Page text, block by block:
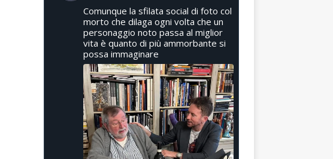
Comunque la sfilata social di foto col
morto che dilaga ogni volta che un
personaggio noto passa al miglior
vita è quanto di più ammorbante si
possa immaginare